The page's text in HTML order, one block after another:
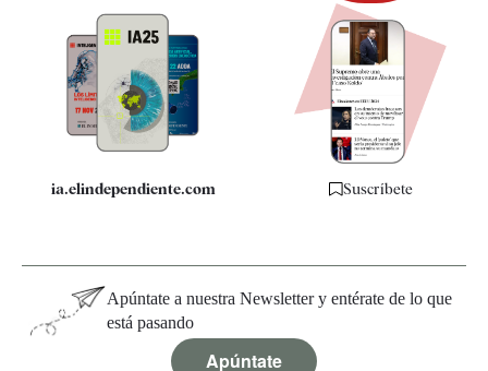
Quiénes somos
Especificaciones
ia.elindependiente.com Suscríbete
Apúntate a nuestra Newsletter y entérate de lo que
está pasando
Apúntate